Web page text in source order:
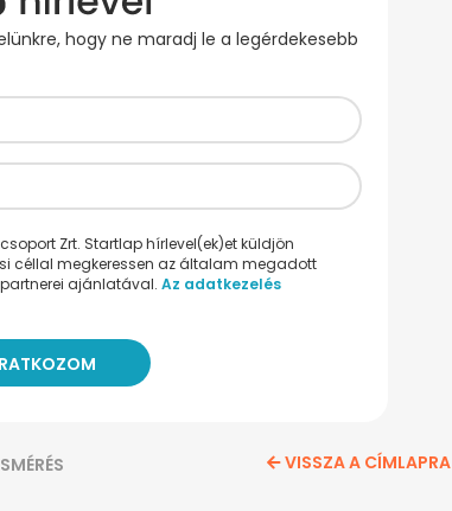
hogy ne maradj le a legérdekesebb
Zrt. Startlap hírlevel(ek)et küldjön
céllal megkeressen az általam megadott
ajánlatával. Az adatkezelés
VISSZA A CÍMLAPRA